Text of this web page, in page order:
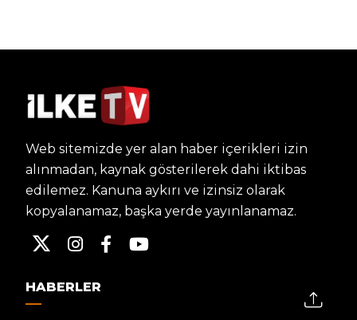
Web sitemizde yer alan haber içerikleri izin
alınmadan, kaynak gösterilerek dahi iktibas
edilemez. Kanuna aykırı ve izinsiz olarak
kopyalanamaz, başka yerde yayınlanamaz.
HABERLER